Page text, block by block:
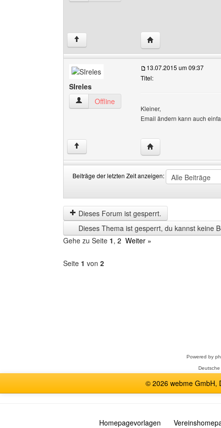
↑ Website dieses
SIreles
SIreles Benutzer-Profile anzeigen
Offline
13.07.2015 um 09:37
Titel:
Kleiner,
Email ändern kann auch
↑ Website dieses
Beiträge der letzten Zeit anzeigen:
der
letzten
Zeit
anzeigen
by
Dieses Forum ist gesperrt.
Dieses Thema ist gesperrt, du kannst keine
Gehe zu Seite 1, 2 Weiter »
Seite 1 von 2
Powered by
© 2026 webme GmbH,
Homepagevorlagen